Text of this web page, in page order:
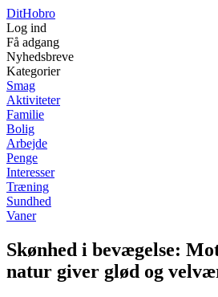
DitHobro
Log ind
Få adgang
Nyhedsbreve
Kategorier
Smag
Aktiviteter
Familie
Bolig
Arbejde
Penge
Interesser
Træning
Sundhed
Vaner
Skønhed i bevægelse:
natur giver glød og